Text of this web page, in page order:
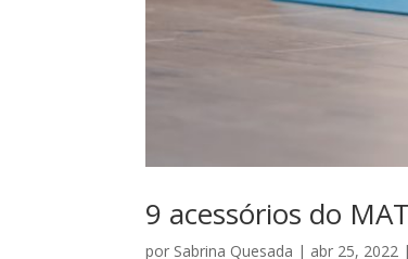
9 acessórios do
por Sabrina Quesada | abr 25, 2022 |